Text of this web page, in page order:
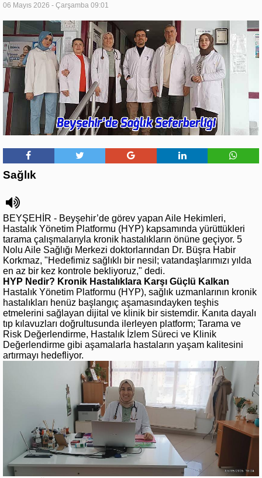
06 Mayıs 2026 - Çarşamba 09:01
Sağlık
BEYŞEHİR - Beyşehir’de görev yapan Aile Hekimleri,
Hastalık Yönetim Platformu (HYP) kapsamında yürüttükleri
tarama çalışmalarıyla kronik hastalıkların önüne geçiyor. 5
Nolu Aile Sağlığı Merkezi doktorlarından Dr. Büşra Habir
Korkmaz, "Hedefimiz sağlıklı bir nesil; vatandaşlarımızı yılda
en az bir kez kontrole bekliyoruz," dedi.
HYP Nedir? Kronik Hastalıklara Karşı Güçlü Kalkan
Hastalık Yönetim Platformu (HYP), sağlık uzmanlarının kronik
hastalıkları henüz başlangıç aşamasındayken teşhis
etmelerini sağlayan dijital ve klinik bir sistemdir. Kanıta dayalı
tıp kılavuzları doğrultusunda ilerleyen platform; Tarama ve
Risk Değerlendirme, Hastalık İzlem Süreci ve Klinik
Değerlendirme gibi aşamalarla hastaların yaşam kalitesini
artırmayı hedefliyor.